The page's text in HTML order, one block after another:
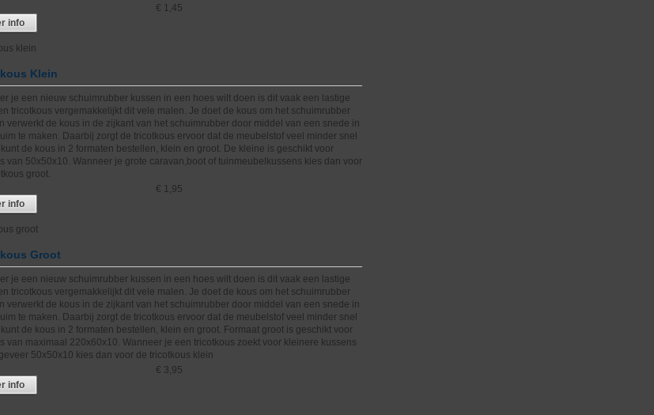
€ 1,45
info
klein
Klein
je een nieuw schuimrubber kussen in een hoes wilt doen is dit vaak een lastige
tricotkous vergemakkelijkt dit vele malen. Je doet de kous om het schuimrubber
verwerkt de kous in de zijkant van het schuimrubber door middel van een snede in
te maken. Daarbij zorgt de tricotkous ervoor dat de meubelstof veel minder snel
de kous in 2 formaten bestellen, klein en groot. De kleine is geschikt voor
van 50x50x10. Wanneer je grote caravan,boot of tuinmeubelkussens kies dan voor
groot.
€ 1,95
info
groot
Groot
je een nieuw schuimrubber kussen in een hoes wilt doen is dit vaak een lastige
tricotkous vergemakkelijkt dit vele malen. Je doet de kous om het schuimrubber
verwerkt de kous in de zijkant van het schuimrubber door middel van een snede in
te maken. Daarbij zorgt de tricotkous ervoor dat de meubelstof veel minder snel
de kous in 2 formaten bestellen, klein en groot. Formaat groot is geschikt voor
van maximaal 220x60x10. Wanneer je een tricotkous zoekt voor kleinere kussens
50x50x10 kies dan voor de tricotkous klein
€ 3,95
info